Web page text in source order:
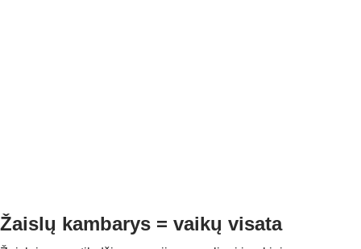
Žaislų kambarys = vaikų visata